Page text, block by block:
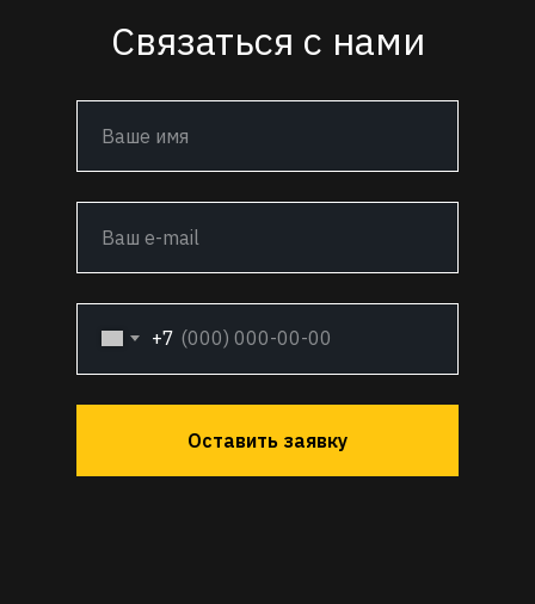
+7
Оставить заявку
Связаться с нами